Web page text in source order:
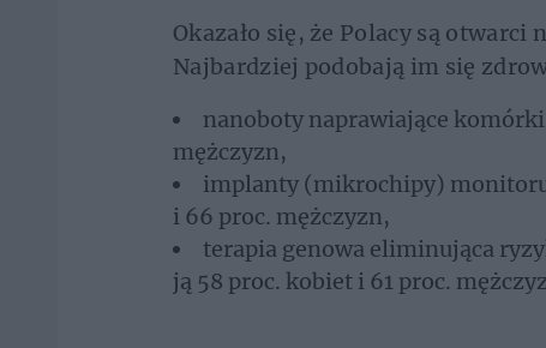
Okazało się, że Polacy są
Najbardziej podobają im się
nanoboty naprawiające
mężczyzn,
implanty (mikrochipy)
i 66 proc. mężczyzn,
terapia genowa eliminująca
ją 58 proc. kobiet i 61 proc.